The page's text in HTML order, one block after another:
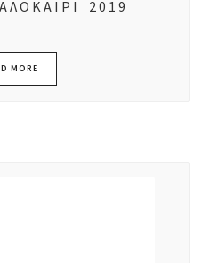
2019
MORE